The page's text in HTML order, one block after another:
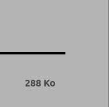
288 Ko